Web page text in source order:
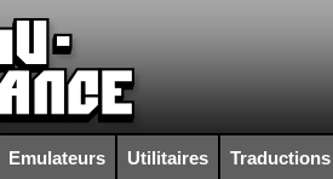
Emulateurs Utilitaires Traductions